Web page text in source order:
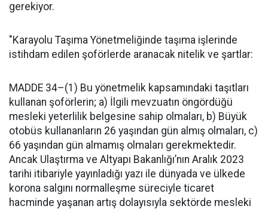
gerekiyor.
"Karayolu Taşıma Yönetmeliğinde taşıma işlerinde
istihdam edilen şoförlerde aranacak nitelik ve şartlar:
MADDE 34–(1) Bu yönetmelik kapsamındaki taşıtları
kullanan şoförlerin; a) İlgili mevzuatın öngördüğü
mesleki yeterlilik belgesine sahip olmaları, b) Büyük
otobüs kullananların 26 yaşından gün almış olmaları, c)
66 yaşından gün almamış olmaları gerekmektedir.
Ancak Ulaştırma ve Altyapı Bakanlığı’nın Aralık 2023
tarihi itibariyle yayınladığı yazı ile dünyada ve ülkede
korona salgını normalleşme süreciyle ticaret
hacminde yaşanan artış dolayısıyla sektörde mesleki